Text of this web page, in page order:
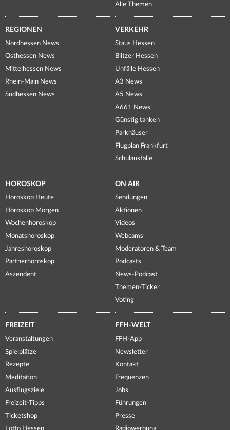
Alle Themen
REGIONEN
Nordhessen News
Osthessen News
Mittelhessen News
Rhein-Main News
Südhessen News
VERKEHR
Staus Hessen
Blitzer Hessen
Unfälle Hessen
A3 News
A5 News
A661 News
Günstig tanken
Parkhäuser
Flugplan Frankfurt
Schulausfälle
HOROSKOP
Horoskop Heute
Horoskop Morgen
Wochenhoroskop
Monatshoroskop
Jahreshoroskop
Partnerhoroskop
Aszendent
ON AIR
Sendungen
Aktionen
Videos
Webcams
Moderatoren & Team
Podcasts
News-Podcast
Themen-Ticker
Voting
FREIZEIT
Veranstaltungen
Spielplätze
Rezepte
Meditation
Ausflugsziele
Freizeit-Tipps
Ticketshop
Lotto Hessen
FFH-WELT
FFH-App
Newsletter
Kontakt
Frequenzen
Jobs
Führungen
Presse
Radiowerbung